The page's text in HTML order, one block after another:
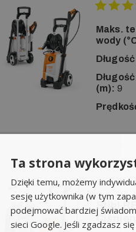
Maks.
wody
(m): 9
Stihl
Ta strona
Dzięki temu, możemy
sesję użytkownika (w tym
podejmować bardziej
sieci Google. Jeśli zgadzasz